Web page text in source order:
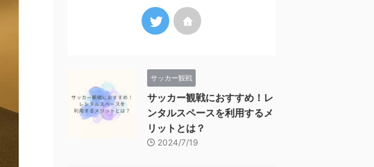
サッカー観戦
サッカー観戦におすすめ！レ
ンタルスペースを利用するメ
リットとは？
2024/7/19